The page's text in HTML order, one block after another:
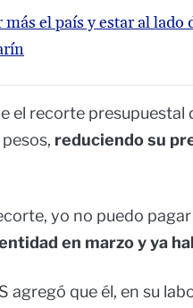
el país y estar al lado
el recorte presupuestal
reduciendo su
yo no puedo
en marzo y ya
agregó que él, en su